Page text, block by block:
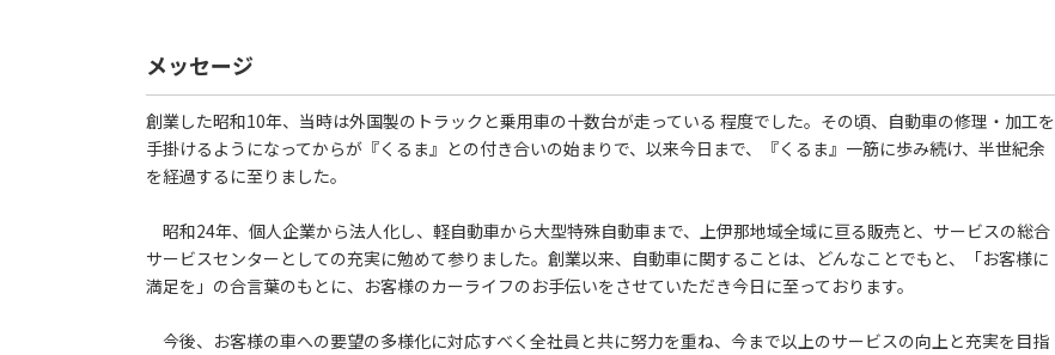
メッセージ
創業した昭和10年、当時は外国製のトラックと乗用車の十数台が走っている 程度でした。その頃、自動車の修理・加工を
手掛けるようになってからが『くるま』との付き合いの始まりで、以来今日まで、『くるま』一筋に歩み続け、半世紀余
を経過するに至りました。
昭和24年、個人企業から法人化し、軽自動車から大型特殊自動車まで、上伊那地域全域に亘る販売と、サービスの総合
サービスセンターとしての充実に勉めて参りました。創業以来、自動車に関することは、どんなことでもと、「お客様に
満足を」の合言葉のもとに、お客様のカーライフのお手伝いをさせていただき今日に至っております。
今後、お客様の車への要望の多様化に対応すべく全社員と共に努力を重ね、今まで以上のサービスの向上と充実を目指